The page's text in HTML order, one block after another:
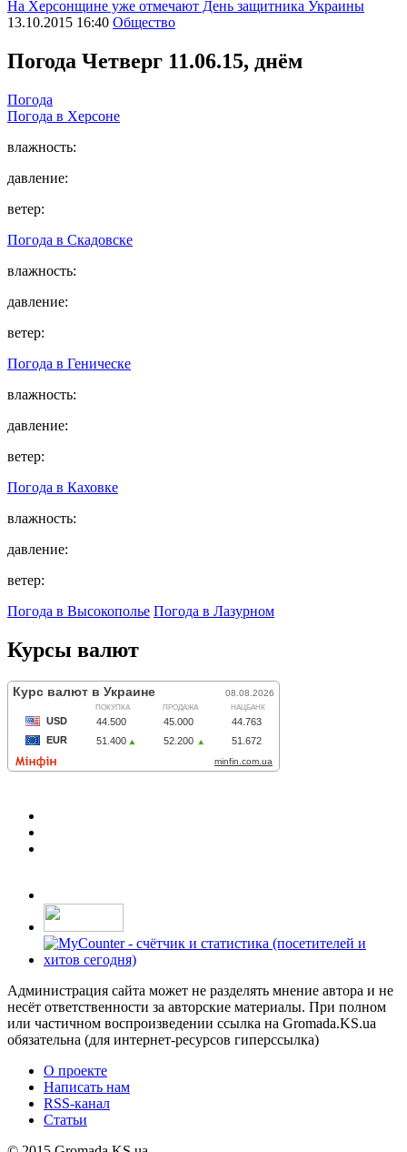
На Херсонщине уже отмечают День защитника Украины
13.10.2015 16:40 Общество
Погода Четверг 11.06.15, днём
Погода
Погода в Херсоне
влажность:
давление:
ветер:
Погода в Скадовске
влажность:
давление:
ветер:
Погода в Геническе
влажность:
давление:
ветер:
Погода в Каховке
влажность:
давление:
ветер:
Погода в Высокополье Погода в Лазурном
Курсы валют
Администрация сайта может не разделять мнение автора и не
несёт ответственности за авторские материалы. При полном
или частичном воспроизведении ссылка на Gromada.KS.ua
обязательна (для интернет-ресурсов гиперссылка)
О проекте
Написать нам
RSS-канал
Статьи